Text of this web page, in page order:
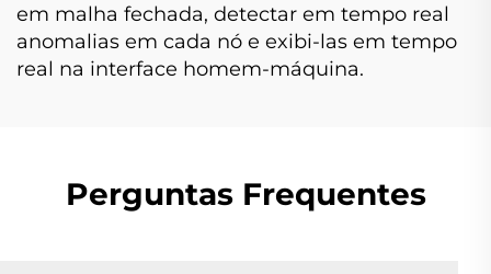
em malha fechada, detectar em tempo real
anomalias em cada nó e exibi-las em tempo
real na interface homem-máquina.
Perguntas Frequentes